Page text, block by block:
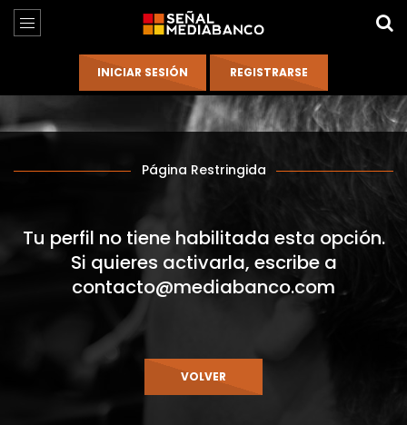
Página Restringida
Tu perfil no tiene habilitada esta opción.
Si quieres activarla, escribe a
contacto@mediabanco.com